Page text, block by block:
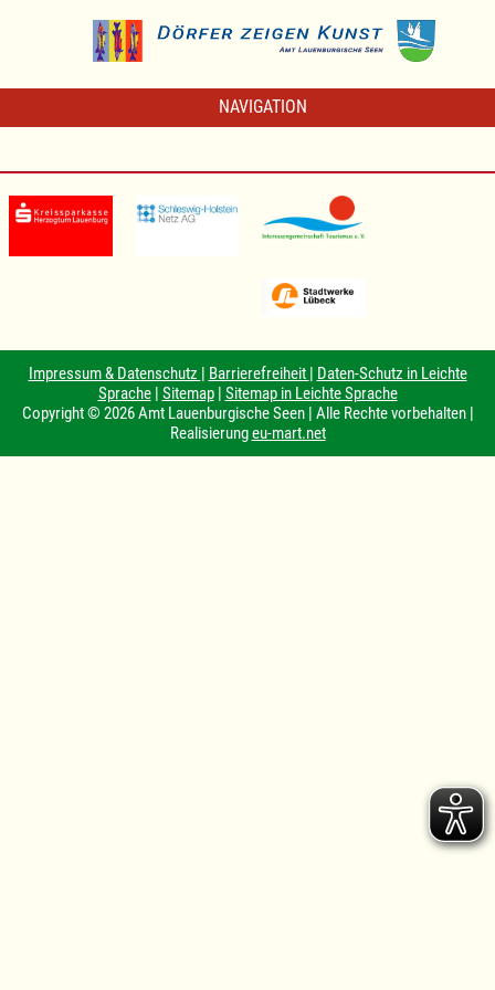
NAVIGATION
Impressum & Datenschutz Barrierefreiheit
Daten-Schutz in Leichte
Sprache| Sitemap| Sitemap in Leichte Sprache
Copyright © 2026 Amt Lauenburgische Seen | Alle Rechte vorbehalten |
Realisierungeu-mart.net